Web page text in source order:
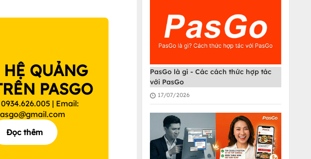
QUẢNG
PASGO
| Email:
Đọc thêm
PasGo là gì - Các cách thức hợp tác
với PasGo
17/07/2026